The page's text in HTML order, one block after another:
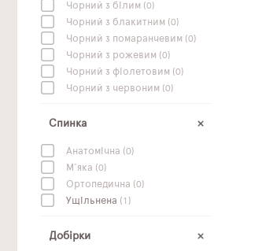
Чорний з білим (0)
Чорний з блакитним (0)
Чорний з помаранчевим (0)
Чорний з рожевим (0)
Чорний з фіолетовим (0)
Чорний з червоним (0)
Спинка
Анатомічна (0)
М'яка (0)
Ортопедична (0)
Ущільнена (1)
Добірки